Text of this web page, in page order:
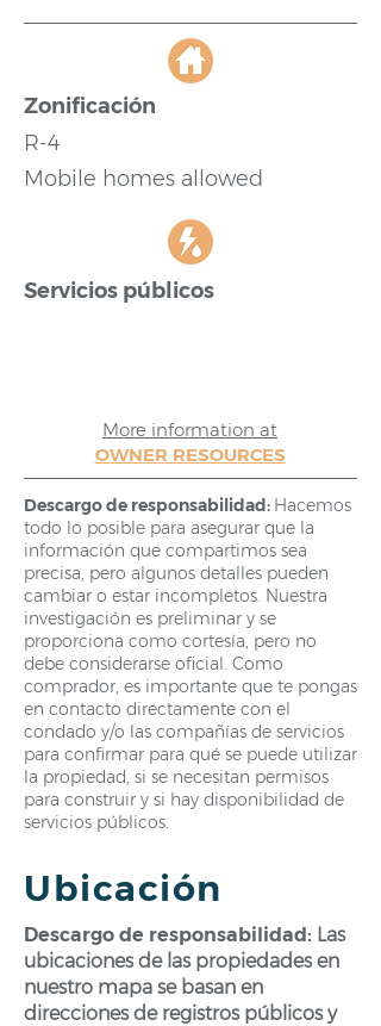
Zonificación
R-4
Mobile homes allowed
Servicios públicos
More information at
OWNER RESOURCES
Descargo de responsabilidad: Hacemos
todo lo posible para asegurar que la
información que compartimos sea
precisa, pero algunos detalles pueden
cambiar o estar incompletos. Nuestra
investigación es preliminar y se
proporciona como cortesía, pero no
debe considerarse oficial. Como
comprador, es importante que te pongas
en contacto directamente con el
condado y/o las compañías de servicios
para confirmar para qué se puede utilizar
la propiedad, si se necesitan permisos
para construir y si hay disponibilidad de
servicios públicos.
Ubicación
Descargo de responsabilidad: Las
ubicaciones de las propiedades en
nuestro mapa se basan en
direcciones de registros públicos y